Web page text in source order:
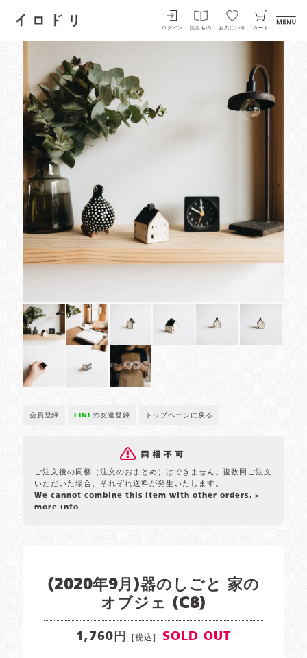
イロドリ
ログイン 読みもの お気にいり カート
会員登録 LINEの友達登録 トップページに戻る
ご注文後の同梱（注文のおまとめ）はできません。複数回ご注文
いただいた場合、それぞれ送料が発生いたします。
We cannot combine this item with other orders. >
more info
(2020年9月)器のしごと 家の
オブジェ (C8)
1,760円 [税込] SOLD OUT